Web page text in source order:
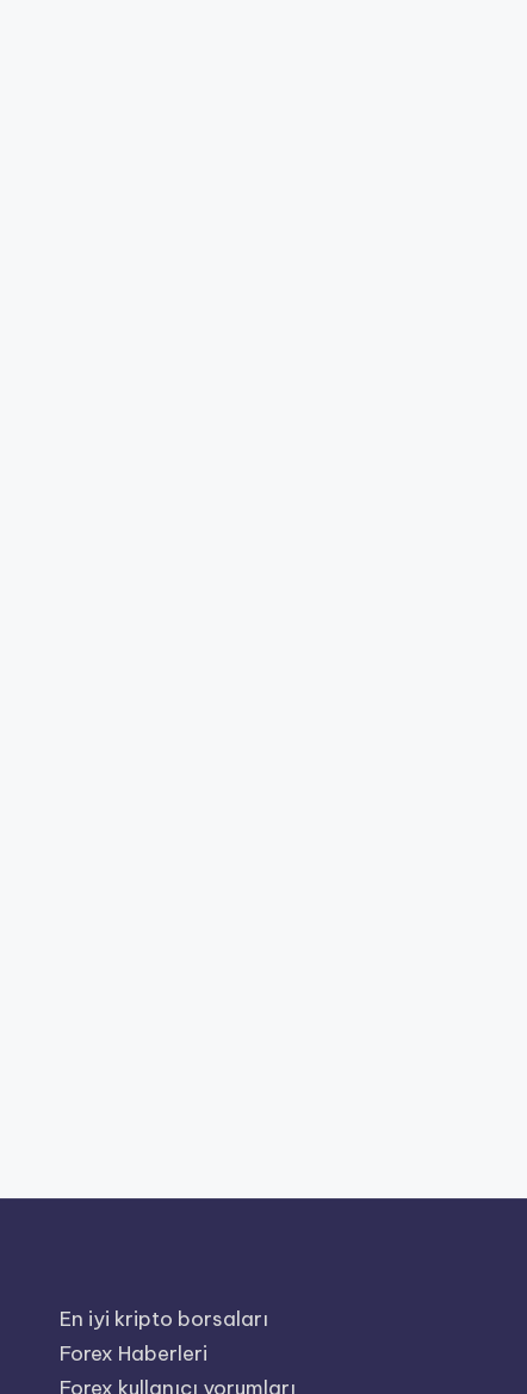
En iyi kripto borsaları
Forex Haberleri
Forex kullanıcı yorumları